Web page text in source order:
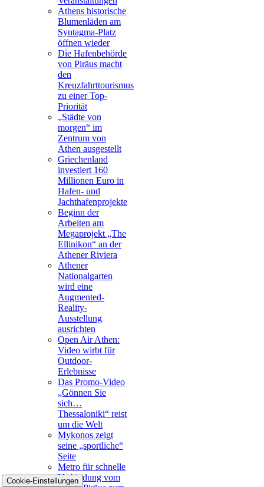
Athens historische
Blumenläden am
Syntagma-Platz
öffnen wieder
Die Hafenbehörde
von Piräus macht
den
Kreuzfahrttourismus
zu einer Top-
Priorität
„Städte von
morgen“ im
Zentrum von
Athen ausgestellt
Griechenland
investiert 160
Millionen Euro in
Hafen- und
Jachthafenprojekte
Beginn der
Arbeiten am
Megaprojekt „The
Ellinikon“ an der
Athener Riviera
Athener
Nationalgarten
wird eine
Augmented-
Reality-
Ausstellung
ausrichten
Open Air Athen:
Video wirbt für
Outdoor-
Erlebnisse
Das Promo-Video
„Gönnen Sie
sich…
Thessaloniki“ reist
um die Welt
Mykonos zeigt
seine „sportliche“
Seite
Metro für schnelle
Verbindung vom
Cookie-Einstellungen